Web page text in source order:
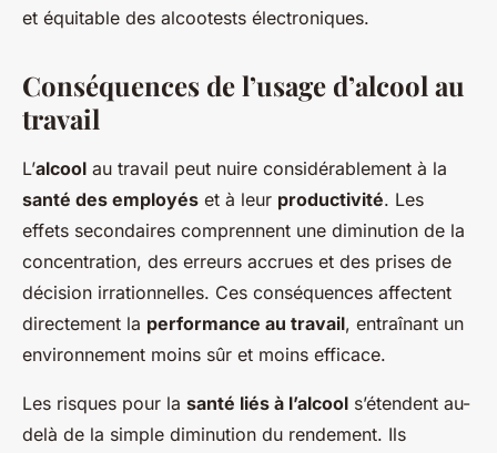
et équitable des alcootests électroniques.
Conséquences de l’usage d’alcool au
travail
L’alcool au travail peut nuire considérablement à la
santé des employés et à leur productivité. Les
effets secondaires comprennent une diminution de la
concentration, des erreurs accrues et des prises de
décision irrationnelles. Ces conséquences affectent
directement la performance au travail, entraînant un
environnement moins sûr et moins efficace.
Les risques pour la santé liés à l’alcool s’étendent au-
delà de la simple diminution du rendement. Ils